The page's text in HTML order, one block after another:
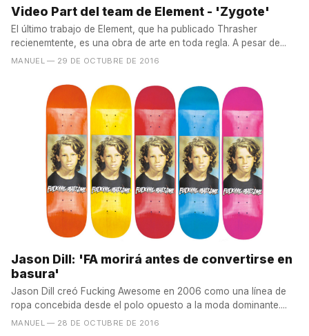
Video Part del team de Element - 'Zygote'
El último trabajo de Element, que ha publicado Thrasher
recienemtente, es una obra de arte en toda regla. A pesar de...
MANUEL — 29 DE OCTUBRE DE 2016
Jason Dill: 'FA morirá antes de convertirse en
basura'
Jason Dill creó Fucking Awesome en 2006 como una línea de
ropa concebida desde el polo opuesto a la moda dominante....
MANUEL — 28 DE OCTUBRE DE 2016